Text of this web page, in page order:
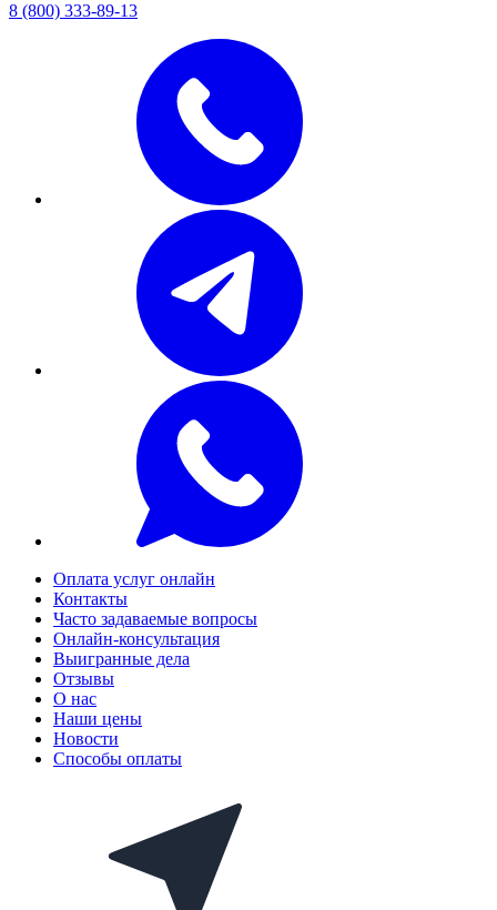
8 (800) 333-89-13
Оплата услуг онлайн
Контакты
Часто задаваемые вопросы
Онлайн-консультация
Выигранные дела
Отзывы
О нас
Наши цены
Новости
Способы оплаты